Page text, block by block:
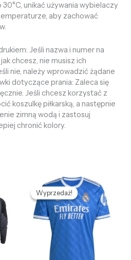
unikać używania wybielaczy
aby zachować
Jeśli nazwa i numer na
chcesz, nie musisz ich
nie, należy wprowadzić żądane
dotyczące prania: Zaleca się
Jeśli chcesz korzystać z
koszulkę piłkarską, a następnie
zimną wodą i zastosuj
chronić kolory.
Wyprzedaż!
Wyprzedaż!
Pierwotna
cena
wynosiła:
436,59 zł.
Aktualna
cena
wynosi:
132,65 zł.